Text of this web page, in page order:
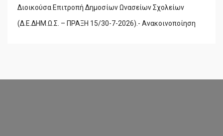
Διοικούσα Επιτροπή Δημοσίων Ωνασείων Σχολείων
(Δ.Ε.ΔΗΜ.Ω.Σ. – ΠΡΑΞΗ 15/30-7-2026).- Ανακοινοποίηση